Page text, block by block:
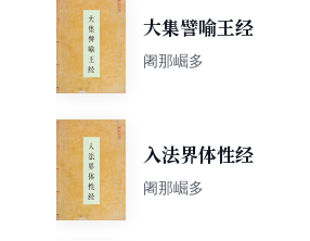
大集譬喻王经
阇那崛多
入法界体性经
阇那崛多